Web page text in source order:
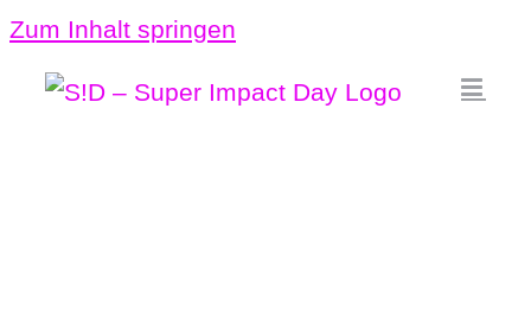
Zum Inhalt springen